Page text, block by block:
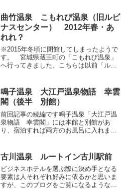
方に入ることができます。今回記事では
本館2階の廊下を進んだ先...
曲竹温泉 こもれび温泉（旧ルビ
ナスセンター） 2012年春・あ
れれ？
※2015年冬頃に閉館してしまったようで
す。 宮城県蔵王町の「こもれび温泉」
へ行ってきました。こちらは以前「ルビ
上で2009年12月に営業を再開しておりま
す。再開の報は...
鳴子温泉 大江戸温泉物語 幸雲
閣（後半 別館）
前回記事の続編です鳴子温泉「大江戸温
泉物語 幸雲閣」には本館と別館があ
り、宿泊すれば両方のお風呂に入れま
のお風呂にも入ってみることにしまし
た。スリッパ履きのまま本...
古川温泉 ルートイン古川駅前
ビジネスホテルを選ぶ際に決め手となる
要素は人それぞれ好みに依るかと思いま
すが、このブログをご覧になるような方